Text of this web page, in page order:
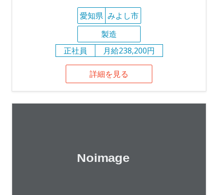
愛知県 みよし市
製造
正社員
月給238,200円
詳細を見る